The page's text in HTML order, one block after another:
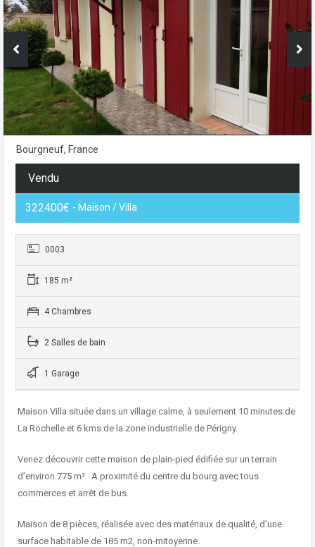
Bourgneuf, France
Vendu
322400€ - Maison / Villa
0003
185 m²
4 Chambres
2 Salles de bain
1 Garage
Maison Villa située dans un village calme, à seulement 10 minutes de
La Rochelle et 6 kms de la zone industrielle de Périgny.
Venez découvrir cette maison de plain-pied édifiée sur un terrain
d’environ 775 m². A proximité du centre du bourg avec tous
commerces et arrêt de bus.
Maison de 8 pièces, réalisée avec des matériaux de qualité, d’une
surface habitable de 185 m2, non-mitoyenne.